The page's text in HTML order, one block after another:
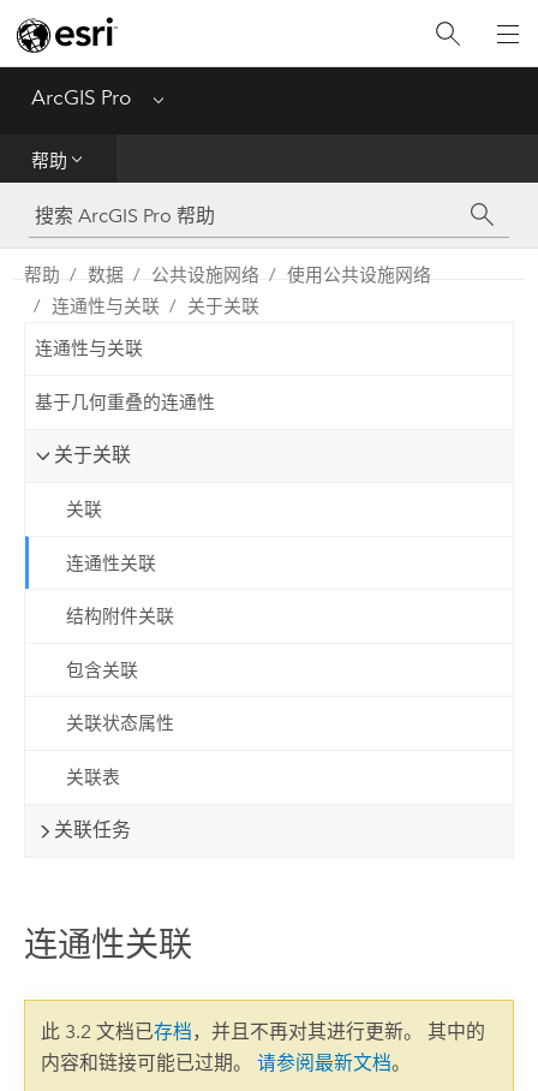
ArcGIS Pro Menu
帮助
工具参考
Python
SDK
帮助 数据 公共设施网络
使用公共设施网络
连通性与关联
关于关联
连通性与关联
基于几何重叠的连通性
关于关联
关联
连通性关联
结构附件关联
包含关联
关联状态属性
关联表
关联任务
连通性关联
此 3.2 文档已存档，并且不再对其进行更新。 其中的
内容和链接可能已过期。 请参阅最新文档。